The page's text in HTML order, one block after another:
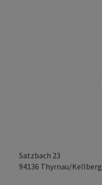
Satzbach 23
94136 Thyrnau/Kellberg